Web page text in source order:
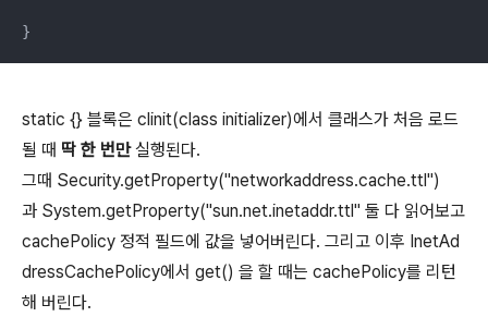
}
static {} 블록은 clinit(class initializer)에서 클래스가 처음 로드
될 때 딱 한 번만실행된다.
그때 Security.getProperty("networkaddress.cache.ttl")
과 System.getProperty("sun.net.inetaddr.ttl" 둘 다 읽어보고
cachePolicy 정적 필드에 값을 넣어버린다. 그리고 이후 InetAd
dressCachePolicy에서 get() 을 할 때는 cachePolicy를 리턴
해 버린다.